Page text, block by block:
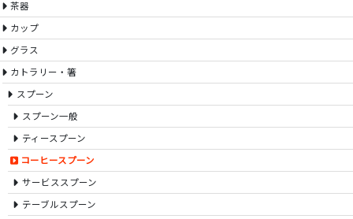
茶器
カップ
グラス
カトラリー・箸
スプーン
スプーン一般
ティースプーン
コーヒースプーン
サービススプーン
テーブルスプーン